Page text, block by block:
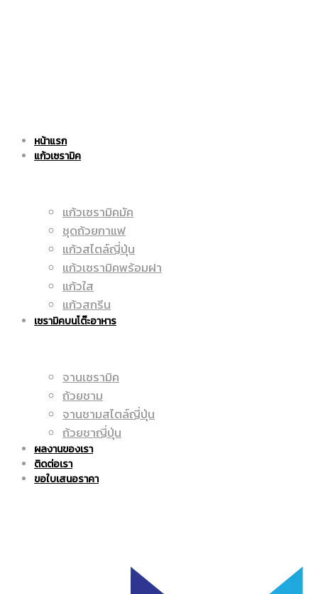
แก้ว
แก้ว
สกรีน
เซรามิค
ราคา
|
หน้าแรก
แก้วเซรามิค
แก้วเซรามิคมัค
ชุดถ้วยกาแฟ
แก้วสไตล์ญี่ปุ่น
แก้วเซรามิคพร้อมฝา
แก้วใส
แก้วสกรีน
เซรามิคบนโต๊ะอาหาร
จานเซรามิค
ถ้วยชาม
จานชามสไตล์ญี่ปุ่น
ถ้วยชาญี่ปุ่น
ผลงานของเรา
ติดต่อเรา
ขอใบเสนอราคา